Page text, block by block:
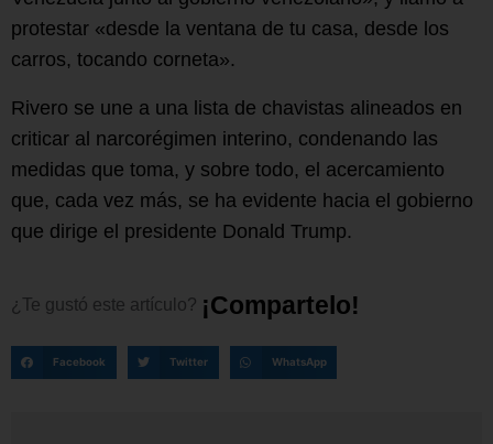
protestar «desde la ventana de tu casa, desde los
carros, tocando corneta».
Rivero se une a una lista de chavistas alineados en
criticar al narcorégimen interino, condenando las
medidas que toma, y sobre todo, el acercamiento
que, cada vez más, se ha evidente hacia el gobierno
que dirige el presidente Donald Trump.
¿Te gustó este artículo? ¡Comparte o!
Facebook Twitter WhatsApp